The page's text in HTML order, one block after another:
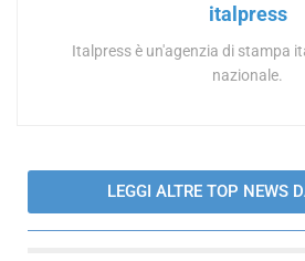
italpress
Italpress è un'agenzia di stampa
nazionale.
LEGGI ALTRE TOP NEWS